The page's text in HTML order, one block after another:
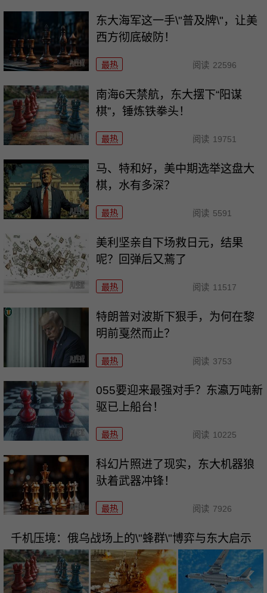
东大海军这一手\"普及牌\"，让美
西方彻底破防！
最热 阅读 22596
南海6天禁航，东大摆下“阳谋
棋”，锤炼铁拳头！
最热 阅读 19751
马、特和好，美中期选举这盘大
棋，水有多深？
最热 阅读 5591
美利坚亲自下场救日元，结果
呢？回弹后又蔫了
最热 阅读 11517
特朗普对波斯下狠手，为何在黎
明前戛然而止？
最热 阅读 3753
055要迎来最强对手？东瀛万吨新
驱已上船台！
最热 阅读 10225
科幻片照进了现实，东大机器狼
驮着武器冲锋！
最热 阅读 7926
千机压境：俄乌战场上的\"蜂群\"博弈与东大启示